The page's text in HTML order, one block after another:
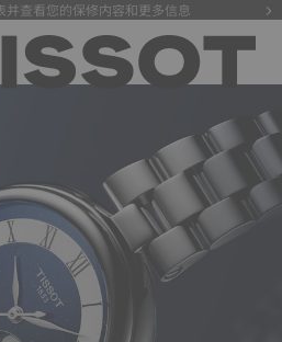
并查看您的保修内容和更多信息